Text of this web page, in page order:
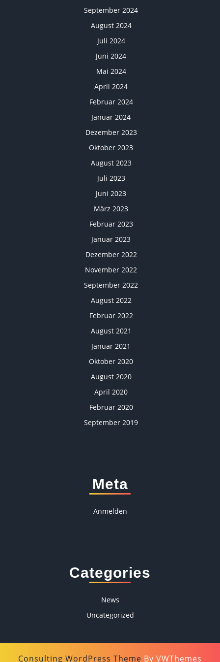
September 2024
August 2024
Juli 2024
Juni 2024
Mai 2024
April 2024
Februar 2024
Januar 2024
Dezember 2023
Oktober 2023
August 2023
Juli 2023
Juni 2023
März 2023
Februar 2023
Januar 2023
Dezember 2022
November 2022
September 2022
August 2022
Februar 2022
August 2021
Januar 2021
Oktober 2020
August 2020
April 2020
Februar 2020
September 2019
Meta
Anmelden
Categories
News
Uncategorized
Consulting WordPress Theme By VWThemes